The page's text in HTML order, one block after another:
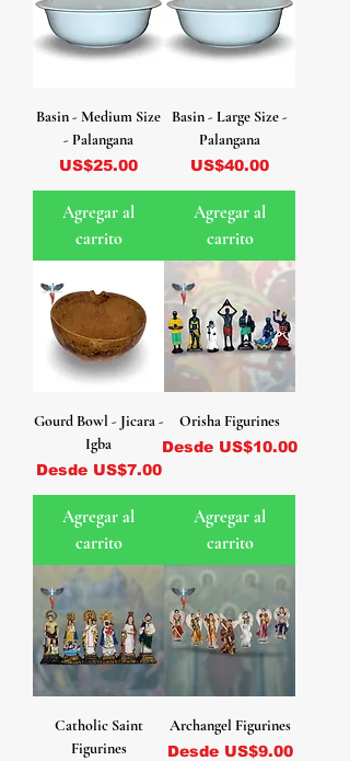
Basin - Medium Size
- Palangana
Precio
US$25.00
Agregar al
carrito
Basin - Large Size -
Palangana
Precio
US$40.00
Agregar al
carrito
Gourd Bowl - Jicara -
Igba
Desde US$7.00
Precio de oferta
Agregar al
carrito
Orisha Figurines
Desde US$10.00
Precio de oferta
Agregar al
carrito
Catholic Saint
Figurines
Archangel Figurines
Desde US$9.00
Precio de oferta